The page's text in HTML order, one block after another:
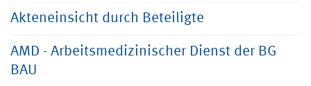
Akteneinsicht durch Beteiligte
AMD - Arbeitsmedizinischer Dienst der BG
BAU